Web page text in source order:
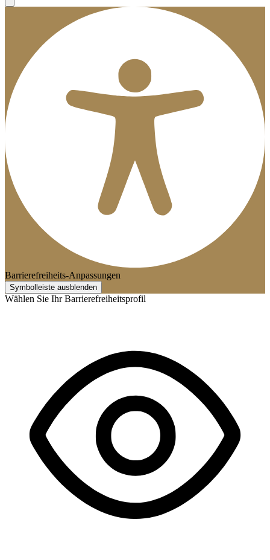
Barrierefreiheits-Anpassungen
Symbolleiste ausblenden
Wählen Sie Ihr Barrierefreiheitsprofil